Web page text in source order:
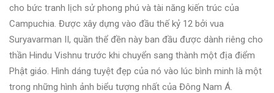
cho bức tranh lịch sử phong phú và tài năng kiến trúc của
Campuchia. Được xây dựng vào đầu thế kỷ 12 bởi vua
Suryavarman II, quần thể đền này ban đầu được dành riêng cho
thần Hindu Vishnu trước khi chuyển sang thành một địa điểm
Phật giáo. Hình dáng tuyệt đẹp của nó vào lúc bình minh là một
trong những hình ảnh biểu tượng nhất của Đông Nam Á.